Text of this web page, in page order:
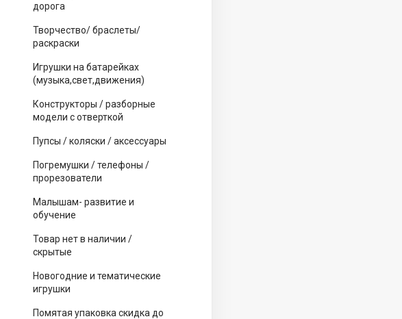
дорога
Творчество/ браслеты/
раскраски
Игрушки на батарейках
(музыка,свет,движения)
Конструкторы / разборные
модели с отверткой
Пупсы / коляски / аксессуары
Погремушки / телефоны /
прорезователи
Малышам- развитие и
обучение
Товар нет в наличии /
скрытые
Новогодние и тематические
игрушки
Помятая упаковка скидка до